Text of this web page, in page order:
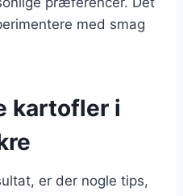
med smag
kartofler i
er der nogle tips,